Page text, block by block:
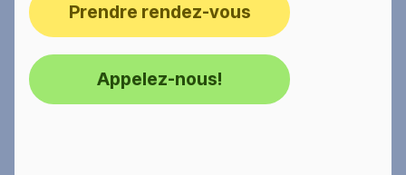
Prendre rendez-vous
Appelez-nous!